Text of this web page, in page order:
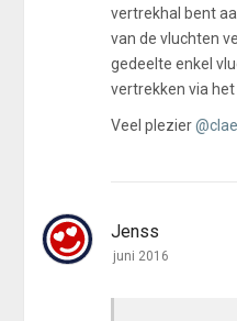
vertrekhal bent
van de vluchten
gedeelte enkel
vertrekken via het
Veel plezier
Jenss
juni 2016